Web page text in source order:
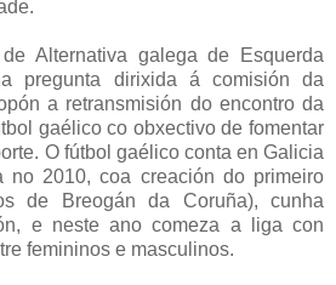
Alternativa galega de Esquerda
pregunta dirixida á comisión da
a retransmisión do encontro da
gaélico co obxectivo de fomentar
O fútbol gaélico conta en Galicia
no 2010, coa creación do primeiro
de Breogán da Coruña), cunha
e neste ano comeza a liga con
femininos e masculinos.